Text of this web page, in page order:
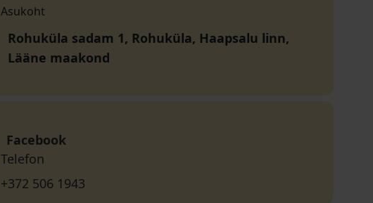
Asukoht
Rohuküla sadam 1, Rohuküla, Haapsalu linn,
Lääne maakond
Facebook
Telefon
+372 506 1943